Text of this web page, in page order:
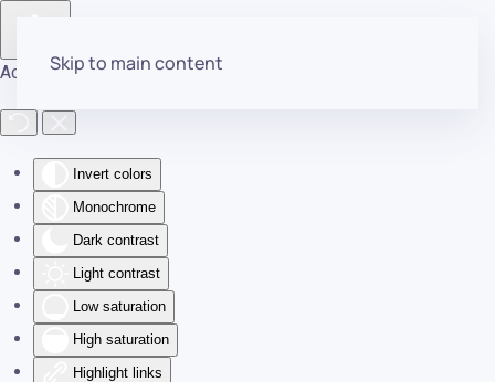
Accessibility Tools
Invert colors
Monochrome
Dark contrast
Light contrast
Low saturation
High saturation
Highlight links
Skip to main content